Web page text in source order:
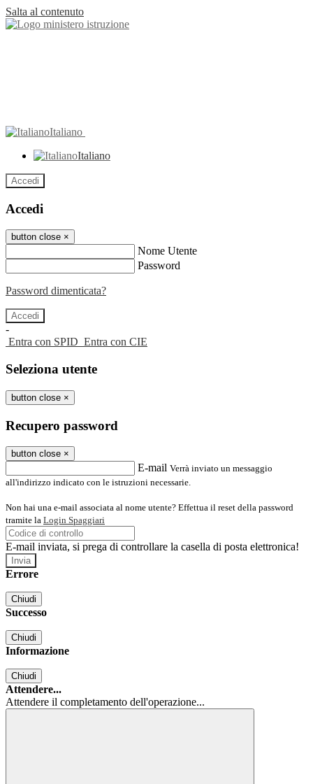
Salta al contenuto
Italiano
Italiano
Accedi
Accedi
button close ×
Nome Utente
Password
Password dimenticata?
-
Entra con SPID Entra con CIE
Seleziona utente
button close ×
Recupero password
button close ×
E-mail Verrà inviato un messaggio
all'indirizzo indicato con le istruzioni necessarie.
Non hai una e-mail associata al nome utente? Effettua il reset della password
tramite la Login Spaggiari
E-mail inviata, si prega di controllare la casella di posta elettronica!
Errore
Chiudi
Successo
Chiudi
Informazione
Chiudi
Attendere...
Attendere il completamento dell'operazione...